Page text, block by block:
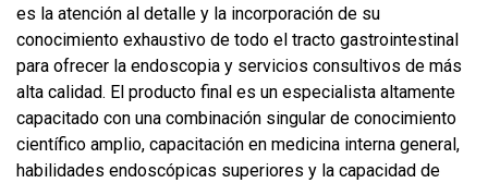
es la atención al detalle y la incorporación de su
conocimiento exhaustivo de todo el tracto gastrointestinal
para ofrecer la endoscopia y servicios consultivos de más
alta calidad. El producto final es un especialista altamente
capacitado con una combinación singular de conocimiento
científico amplio, capacitación en medicina interna general,
habilidades endoscópicas superiores y la capacidad de